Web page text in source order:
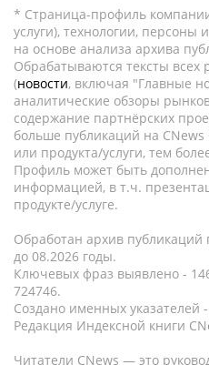
* Страница-профиль
услуги), технологии, персоны
на основе анализа архива
Обрабатываются тексты всех
(новости, включая "Главные
аналитические обзоры
содержание партнёрских
больше публикаций на
или продукта/услуги, тем
Профиль может быть
информацией, в т.ч.
продукте/услуге.
Обработан архив публикаций
до 08.2026 годы.
Ключевых фраз выявлено -
724746.
Создано именных указателей
Редакция Индексной книги
Читатели CNews — это